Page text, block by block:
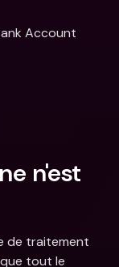
Account
n'est
de traitement
tout le